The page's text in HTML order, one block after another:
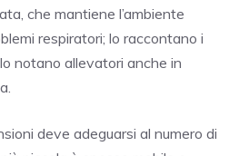
che mantiene l’ambiente
respiratori; lo raccontano i
notano allevatori anche in
deve adeguarsi al numero di